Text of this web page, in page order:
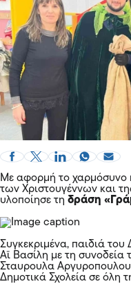
Με αφορμή το χαρμόσυνο
των Χριστουγέννων και
υλοποίησε τη δράση
Συγκεκριμένα, παιδιά του
Αϊ Βασίλη με τη συνοδεία
Σταυρουλα
Δημοτικά Σχολεία σε όλη